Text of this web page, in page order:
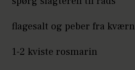
flagesalt og peber fra kværn
1-2 kviste rosmarin